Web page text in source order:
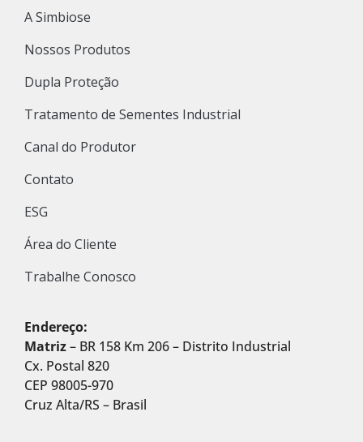
A Simbiose
Nossos Produtos
Dupla Proteção
Tratamento de Sementes Industrial
Canal do Produtor
Contato
ESG
Área do Cliente
Trabalhe Conosco
Endereço:
Matriz– BR 158 Km 206 – Distrito Industrial
Cx. Postal 820
CEP 98005-970
Cruz Alta/RS – Brasil